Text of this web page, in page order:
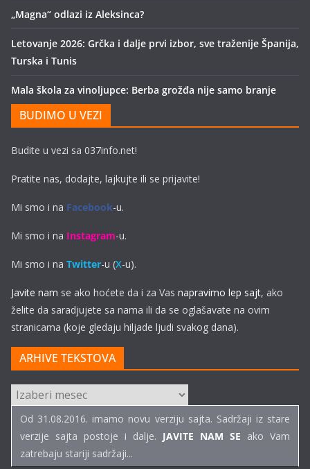
„Magna“ odlazi iz Aleksinca?
Letovanje 2026: Grčka i dalje prvi izbor, sve traženije Španija,
Turska i Tunis
Mala škola za vinoljupce: Berba grožđa nije samo branje
BUDIMO U VEZI
Budite u vezi sa 037info.net!
Pratite nas, dodajte, lajkujte ili se prijavite!
Mi smo i na Facebook-u.
Mi smo i na Instagram-u.
Mi smo i na Twitter-u (X-u).
Javite nam se ako hoćete da i za Vas napravimo lep sajt, ako
želite da saradjujete sa nama ili da se oglašavate na ovim
stranicama (koje gledaju hiljade ljudi svakog dana).
ARHIVE TEKSTOVA
ARHIVE
TEKSTOVA
Od 31.08.2016. imamo novu verziju sajta. Sadržaji iz stare
verzije sajta postoje i dalje. JAVITE NAM SE ako Vam
zatrebaju stariji sadržaji...